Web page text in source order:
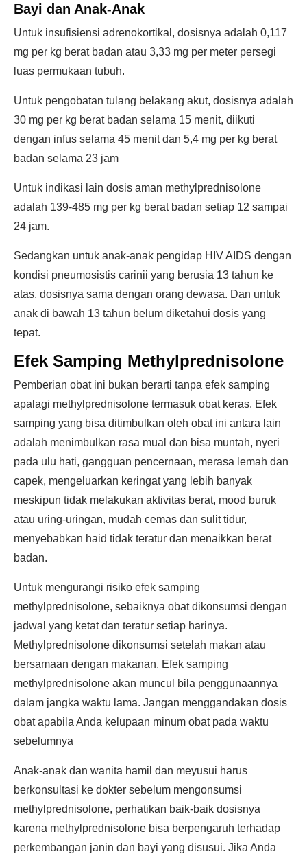
Bayi dan Anak-Anak
Untuk insufisiensi adrenokortikal, dosisnya adalah 0,117
mg per kg berat badan atau 3,33 mg per meter persegi
luas permukaan tubuh.
Untuk pengobatan tulang belakang akut, dosisnya adalah
30 mg per kg berat badan selama 15 menit, diikuti
dengan infus selama 45 menit dan 5,4 mg per kg berat
badan selama 23 jam
Untuk indikasi lain dosis aman methylprednisolone
adalah 139-485 mg per kg berat badan setiap 12 sampai
24 jam.
Sedangkan untuk anak-anak pengidap HIV AIDS dengan
kondisi pneumosistis carinii yang berusia 13 tahun ke
atas, dosisnya sama dengan orang dewasa. Dan untuk
anak di bawah 13 tahun belum diketahui dosis yang
tepat.
Efek Samping Methylprednisolone
Pemberian obat ini bukan berarti tanpa efek samping
apalagi methylprednisolone termasuk obat keras. Efek
samping yang bisa ditimbulkan oleh obat ini antara lain
adalah menimbulkan rasa mual dan bisa muntah, nyeri
pada ulu hati, gangguan pencernaan, merasa lemah dan
capek, mengeluarkan keringat yang lebih banyak
meskipun tidak melakukan aktivitas berat, mood buruk
atau uring-uringan, mudah cemas dan sulit tidur,
menyebabkan haid tidak teratur dan menaikkan berat
badan.
Untuk mengurangi risiko efek samping
methylprednisolone, sebaiknya obat dikonsumsi dengan
jadwal yang ketat dan teratur setiap harinya.
Methylprednisolone dikonsumsi setelah makan atau
bersamaan dengan makanan. Efek samping
methylprednisolone akan muncul bila penggunaannya
dalam jangka waktu lama. Jangan menggandakan dosis
obat apabila Anda kelupaan minum obat pada waktu
sebelumnya
Anak-anak dan wanita hamil dan meyusui harus
berkonsultasi ke dokter sebelum mengonsumsi
methylprednisolone, perhatikan baik-baik dosisnya
karena methylprednisolone bisa berpengaruh terhadap
perkembangan janin dan bayi yang disusui. Jika Anda